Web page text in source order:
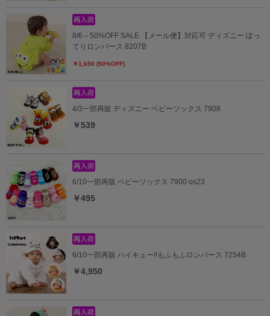
8/6～50%OFF SALE 【メール便】対応可 ディズニー ぽっ
てりロンパース 8207B
￥1,650 (50%OFF)
4/3一部再販 ディズニー ベビーソックス 7908
￥539
6/10一部再販 ベビーソックス 7900 os23
￥495
6/10一部再販 ハイキュー!!もふもふロンパース 7254B
￥4,950